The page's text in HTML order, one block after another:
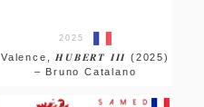
2025
Valence, 𝑯𝑼𝑩𝑬𝑹𝑻 𝑰𝑰𝑰 (2025)
– Bruno Catalano